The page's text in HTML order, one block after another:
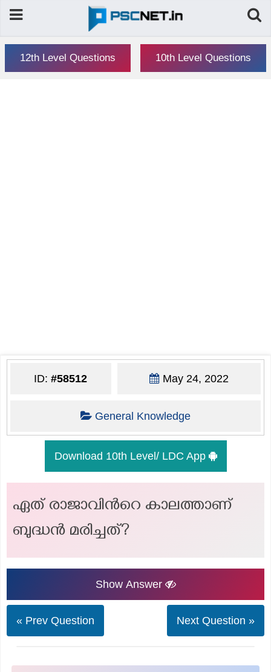
12th Level Questions 10th Level Questions
ID:#58512 May 24, 2022
General Knowledge
Download 10th Level/ LDC App
ഏത് രാജാവിൻറെ കാലത്താണ്
ബുദ്ധൻ മരിച്ചത്?
Show Answer
« Prev Question Next Question »